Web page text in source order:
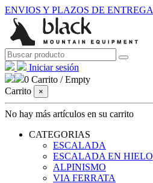
ENVIOS Y PLAZOS DE ENTREGA
Iniciar sesión
0 Carrito /Empty
Carrito
×
No hay más artículos en su carrito
CATEGORIAS
ESCALADA
ESCALADA EN HIELO
ALPINISMO
VIA FERRATA